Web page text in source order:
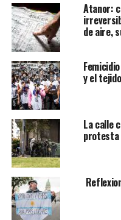
Atanor:
de aire,
y el
La calle
protesta